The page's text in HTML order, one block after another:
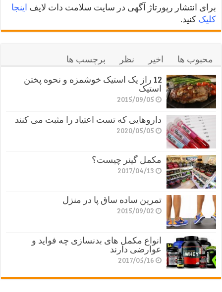
برای انتشار رپورتاژ آگهی در سایت سلامت دات لایف اینجا
کلیک کنید.
محبوب ها اخیر نظر
برچسب ها
12 راز یک استیک خوشمزه و نحوه پختن
استیک
2015/09/05
داروهایی که تست اعتیاد را مثبت می کنند
2020/05/05
مکمل گینر چیست؟
2017/04/13
تمرین ساده ساق پا در منزل
2015/09/02
انواع مکمل های بدنسازی چه فواید و
عوارضی دارند
2017/05/16